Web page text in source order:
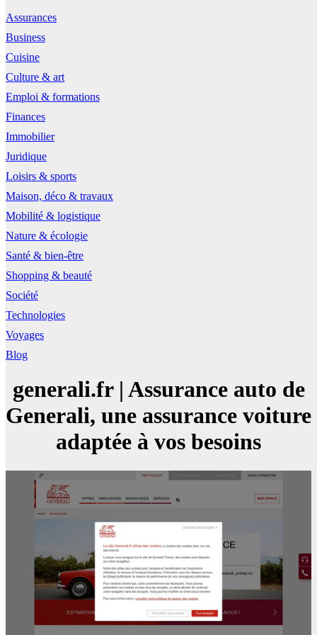
Assurances
Business
Cuisine
Culture & art
Emploi & formations
Finances
Immobilier
Juridique
Loisirs & sports
Maison, déco & travaux
Mobilité & logistique
Nature & écologie
Santé & bien-être
Shopping & beauté
Société
Technologies
Voyages
Blog
generali.fr | Assurance auto de
Generali, une assurance voiture
adaptée à vos besoins